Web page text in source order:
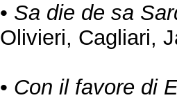
• Sa die de sa
Olivieri, Cagliari,
• Con il favore di